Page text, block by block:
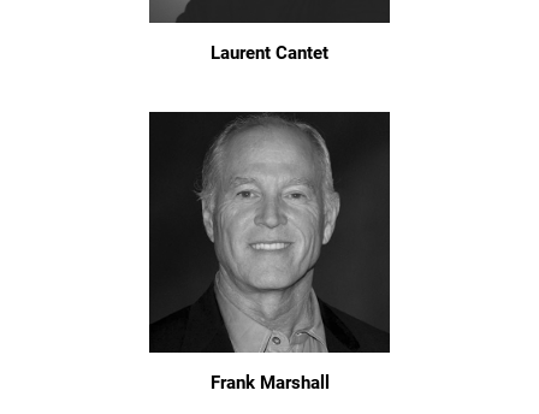
Laurent Cantet
Frank Marshall